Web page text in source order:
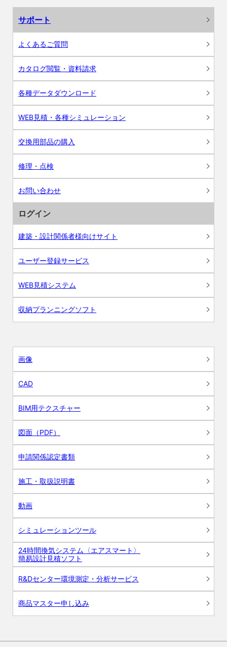
サポート
よくあるご質問
カタログ閲覧・資料請求
各種データダウンロード
WEB見積・各種シミュレーション
交換用部品の購入
修理・点検
お問い合わせ
ログイン
建築・設計関係者様向けサイト
ユーザー登録サービス
WEB見積システム
収納プランニングソフト
画像
CAD
BIM用テクスチャー
図面（PDF）
申請関係認定書類
施工・取扱説明書
動画
シミュレーションツール
24時間換気システム〈エアスマート〉
簡易設計見積ソフト
R&Dセンター環境測定・分析サービス
商品マスター申し込み